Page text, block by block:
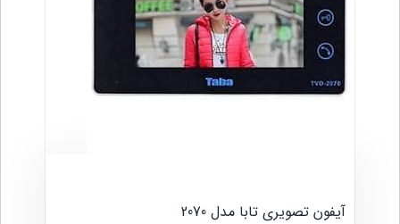
آیفون تصویری تابا مدل 2070